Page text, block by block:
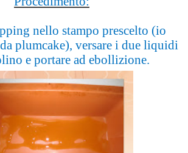
nello stampo prescelto (io
plumcake), versare i due liquidi
e portare ad ebollizione.